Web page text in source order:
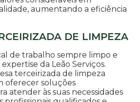
aumentando a eficiência
DE LIMPEZA
de trabalho sempre limpo e
da Leão Serviços.
terceirizada de limpeza
oferecer soluções
atender às suas necessidades